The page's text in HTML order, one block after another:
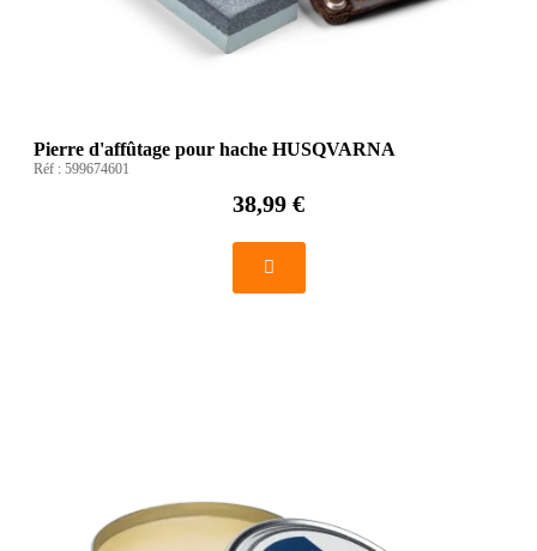
Pierre d'affûtage pour hache HUSQVARNA
Réf : 599674601
38,99 €